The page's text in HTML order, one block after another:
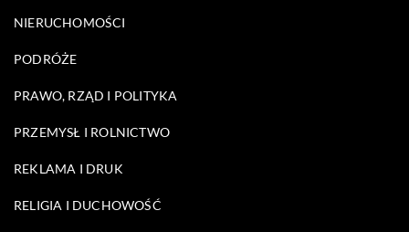
NIERUCHOMOŚCI
PODRÓŻE
PRAWO, RZĄD I POLITYKA
PRZEMYSŁ I ROLNICTWO
REKLAMA I DRUK
RELIGIA I DUCHOWOŚĆ